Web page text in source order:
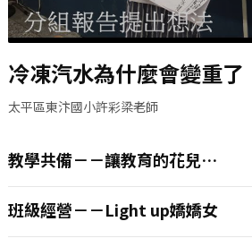
冷凍汽水為什麼會變重了
太平區東汴國小許彩梁老師
教學共備－－讓教育的花兒開
得更美好
班級經營－－Light up嬌嬌女